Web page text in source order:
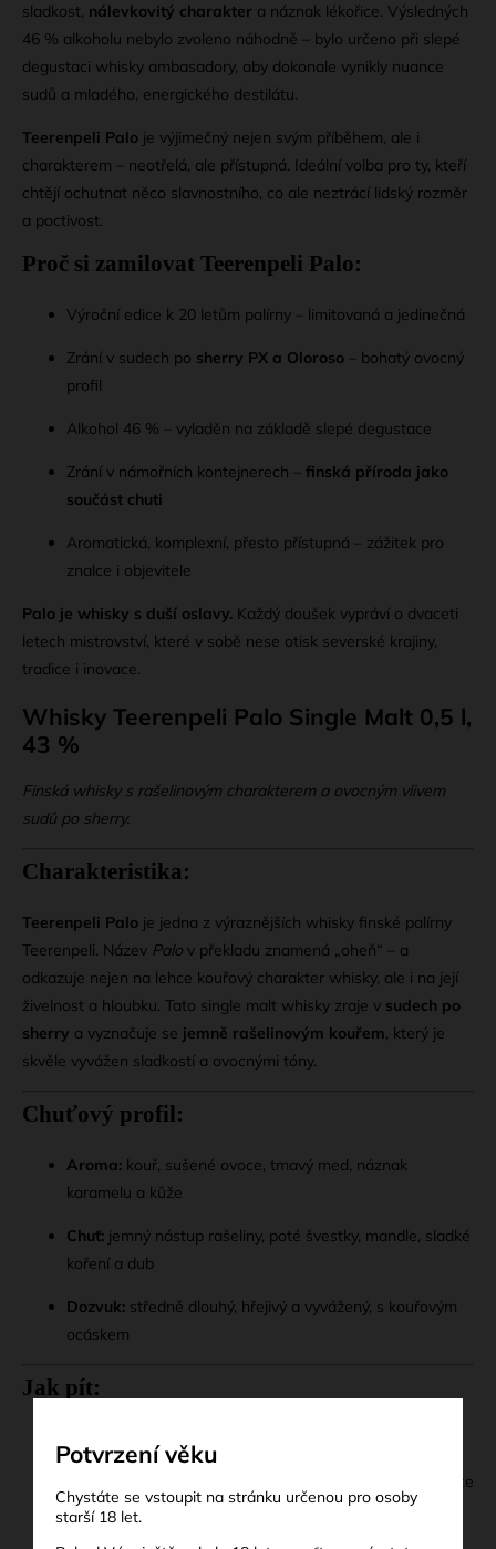
sladkost, nálevkovitý charakter a náznak lékořice. Výsledných
46 % alkoholu nebylo zvoleno náhodně – bylo určeno při slepé
degustaci whisky ambasadory, aby dokonale vynikly nuance
sudů a mladého, energického destilátu.
Teerenpeli Palo je výjimečný nejen svým příběhem, ale i
charakterem – neotřelá, ale přístupná. Ideální volba pro ty, kteří
chtějí ochutnat něco slavnostního, co ale neztrácí lidský rozměr
a poctivost.
Proč si zamilovat Teerenpeli Palo:
Výroční edice k 20 letům palírny – limitovaná a jedinečná
Zrání v sudech po sherry PX a Oloroso – bohatý ovocný
profil
Alkohol 46 % – vyladěn na základě slepé degustace
Zrání v námořních kontejnerech – finská příroda jako
součást chuti
Aromatická, komplexní, přesto přístupná – zážitek pro
znalce i objevitele
Palo je whisky s duší oslavy. Každý doušek vypráví o dvaceti
letech mistrovství, které v sobě nese otisk severské krajiny,
tradice i inovace.
Whisky Teerenpeli Palo Single Malt 0,5 l,
43 %
Finská whisky s rašelinovým charakterem a ovocným vlivem
sudů po sherry.
Charakteristika:
Teerenpeli Palo je jedna z výraznějších whisky finské palírny
Teerenpeli. Název Palo v překladu znamená „oheň“ – a
odkazuje nejen na lehce kouřový charakter whisky, ale i na její
živelnost a hloubku. Tato single malt whisky zraje v sudech po
sherry a vyznačuje se jemně rašelinovým kouřem, který je
skvěle vyvážen sladkostí a ovocnými tóny.
Chuťový profil:
Aroma: kouř, sušené ovoce, tmavý med, náznak
karamelu a kůže
Chuť: jemný nástup rašeliny, poté švestky, mandle, sladké
koření a dub
Dozvuk: středně dlouhý, hřejivý a vyvážený, s kouřovým
ocáskem
Jak pít:
se otevřou jemnější tóny sušeného ovoce
a sherry
Potvrzení věku
Chystáte se vstoupit na stránku určenou pro osoby
starší 18 let.